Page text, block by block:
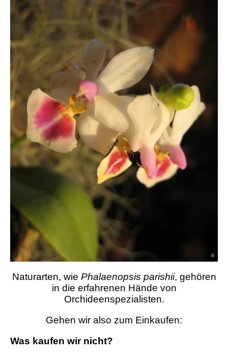
Naturarten, wie Phalaenopsis parishii, gehören
in die erfahrenen Hände von
Orchideenspezialisten.
Gehen wir also zum Einkaufen:
Was kaufen wir nicht?